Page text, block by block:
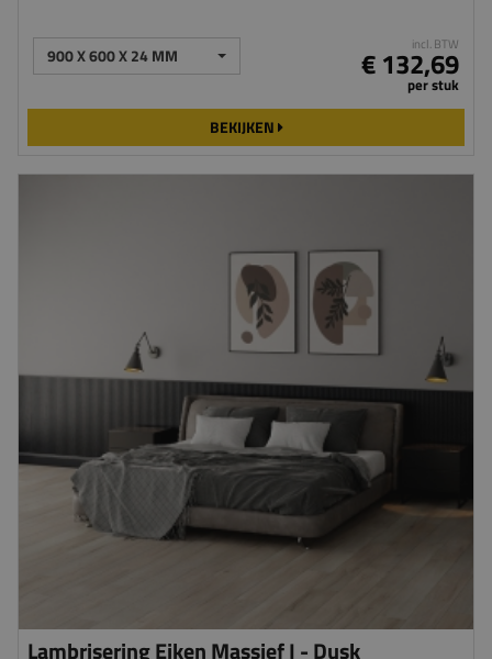
900 X 600 X 24 MM incl. BTW
€ 132,69
per stuk
BEKIJKEN
Lambrisering Eiken Massief I - Dusk